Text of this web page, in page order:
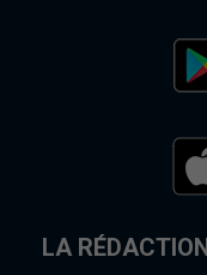
LA RÉDACTION